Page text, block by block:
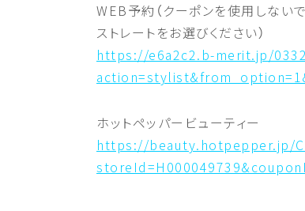
WEB予約（クーポンを使用しない
ストレートをお選びください）
https://e6a2c2.b-merit.jp/
ホットペッパービューティー
https://beauty.hotpepper.jp/